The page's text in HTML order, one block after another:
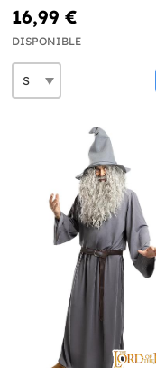
16,99 €
DISPONIBLE